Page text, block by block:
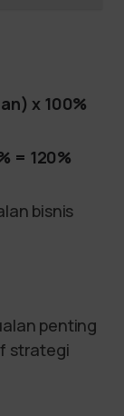
x 100%
= 120%
bisnis
penting
strategi